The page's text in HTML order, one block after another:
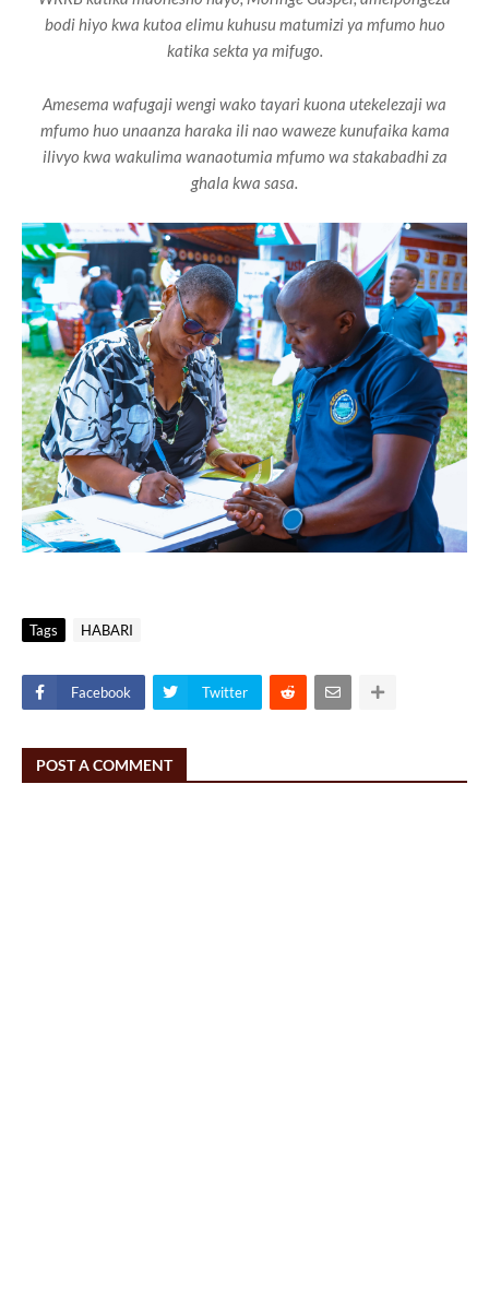
bodi hiyo kwa kutoa elimu kuhusu matumizi ya mfumo huo
katika sekta ya mifugo.
Amesema wafugaji wengi wako tayari kuona utekelezaji wa
mfumo huo unaanza haraka ili nao waweze kunufaika kama
ilivyo kwa wakulima wanaotumia mfumo wa stakabadhi za
ghala kwa sasa.
Tags HABARI
Facebook Twitter
POST A COMMENT